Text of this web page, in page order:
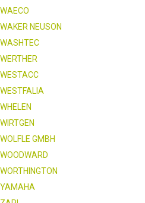
WAECO
WAKER NEUSON
WASHTEC
WERTHER
WESTACC
WESTFALIA
WHELEN
WIRTGEN
WOLFLE GMBH
WOODWARD
WORTHINGTON
YAMAHA